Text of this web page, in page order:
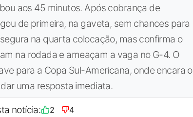
aos 45 minutos. Após cobrança de
de primeira, na gaveta, sem chances para
na quarta colocação, mas confirma o
na rodada e ameaçam a vaga no G-4. O
para a Copa Sul-Americana, onde encara o
uma resposta imediata.
notícia: 2 4